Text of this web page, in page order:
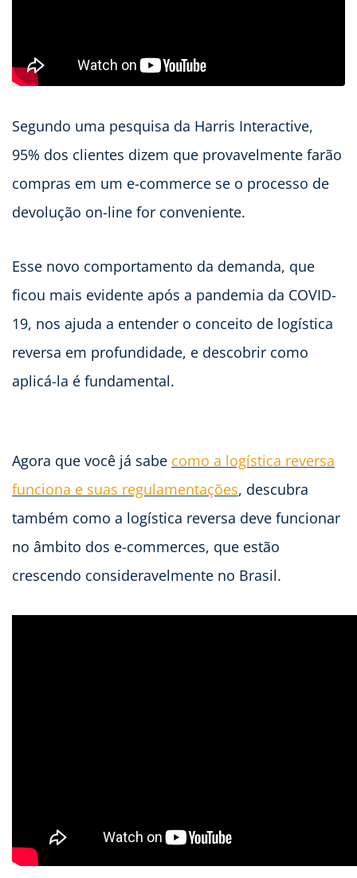
Segundo uma pesquisa da Harris Interactive,
95% dos clientes dizem que provavelmente farão
compras em um e-commerce se o processo de
devolução on-line for conveniente.
Esse novo comportamento da demanda, que
ficou mais evidente após a pandemia da COVID-
19, nos ajuda a entender o conceito de logística
reversa em profundidade, e descobrir como
aplicá-la é fundamental.
Agora que você já sabe como a logística reversa
funciona e suas regulamentações, descubra
também como a logística reversa deve funcionar
no âmbito dos e-commerces, que estão
crescendo consideravelmente no Brasil.